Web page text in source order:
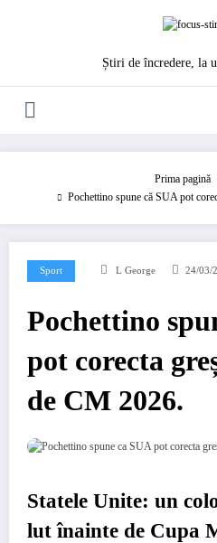
Știri de încredere, la
Prima pagină
Pochettino spune că SUA pot
Sport L George 24/03/
Pochettino
pot corecta
de CM 2026.
Statele Unite: un
lut înainte de Cupa